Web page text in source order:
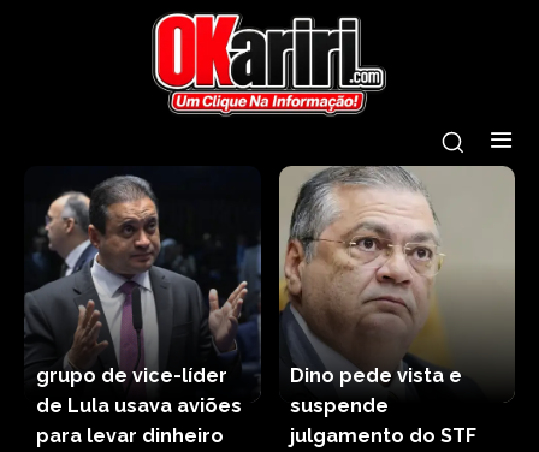
grupo de vice-líder
de Lula usava aviões
para levar dinheiro
Dino pede vista e
suspende
julgamento do STF